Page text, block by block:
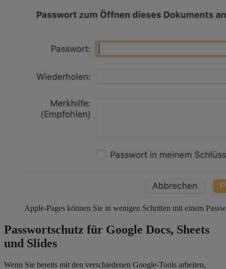
Apple-Pages können Sie in wenigen Schritten mit einem
Passwortschutz für Google Docs, Sheets
und Slides
Wenn Sie bereits mit den verschiedenen Google-Tools arbeiten,